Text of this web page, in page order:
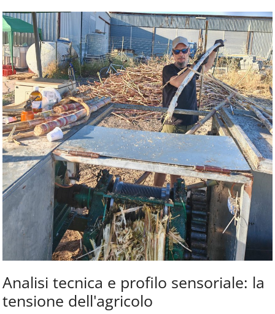
Analisi tecnica e profilo sensoriale: la
tensione dell'agricolo